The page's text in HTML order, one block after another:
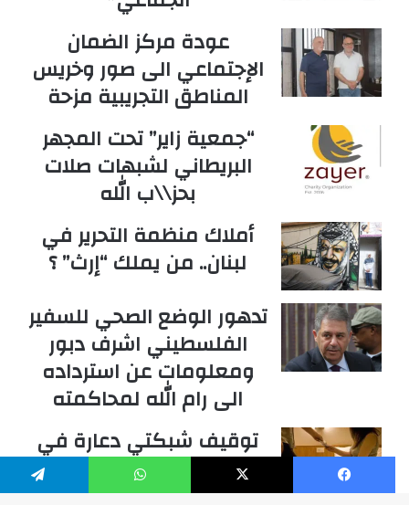
عودة مركز الضمان
الإجتماعي الى صور وخريس
المناطق التجريبية مزحة
“جمعية زاير” تحت المجهر
البريطاني لشبهات صلات
بحز\\ب الله
أملاك منظمة التحرير في
لبنان.. من يملك “إرث” ؟
تدهور الوضع الصحي للسفير
الفلسطيني اشرف دبور
ومعلومات عن استرداده
الى رام الله لمحاكمته
توقيف شبكتي دعارة في
الحمرا وختم فندق ماي
فلاور بالشمع الأحمر فيسبوك ‫X واتساب تيلقرام